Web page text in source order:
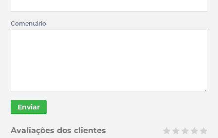
Comentário
Enviar
Avaliações dos clientes